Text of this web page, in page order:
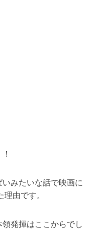
みたいな話で映画に
由です。
発揮はここからでし